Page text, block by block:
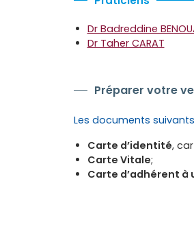
Dr Badreddine
Dr Taher CARAT
Préparer votre
Les documents
Carte d’identité,
Carte Vitale;
Carte d’adhérent à